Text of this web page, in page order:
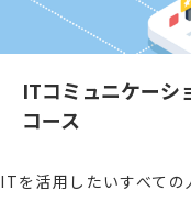
ITコミュニケーシ
コース
ITを活用したいすべての